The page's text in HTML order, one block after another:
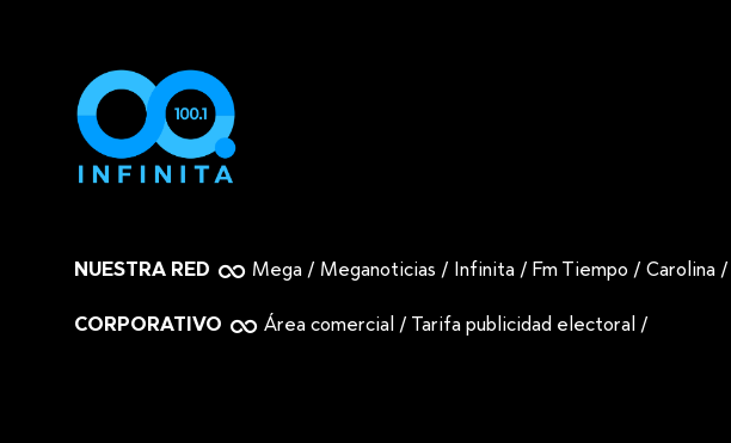
NUESTRA RED Mega / Meganoticias / Infinita /Fm Tiempo /Carolina
CORPORATIVO Área comercial / Tarifa publicidad electoral /